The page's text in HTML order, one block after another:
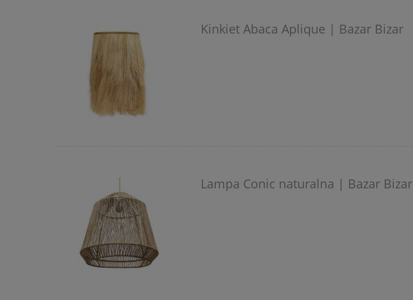
Kinkiet Abaca Aplique | Bazar Bizar
Lampa Conic naturalna | Bazar Bizar